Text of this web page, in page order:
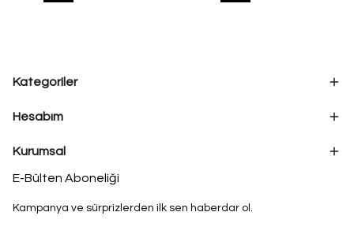
Kategoriler
Hesabım
Kurumsal
E-Bülten Aboneliği
Kampanya ve sürprizlerden ilk sen haberdar ol.